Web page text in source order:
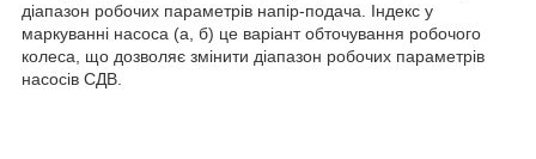
діапазон робочих параметрів напір-подача. Індекс у
маркуванні насоса (а, б) це варіант обточування робочого
колеса, що дозволяє змінити діапазон робочих параметрів
насосів СДВ.